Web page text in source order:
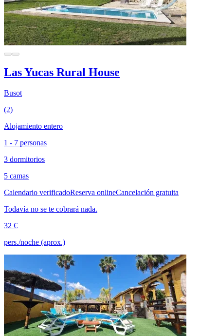
Las Yucas Rural House
Busot
(2)
Alojamiento entero
1 - 7 personas
3 dormitorios
5 camas
Calendario verificadoReserva onlineCancelación gratuita
Todavía no se te cobrará nada.
32 €
pers./noche (aprox.)